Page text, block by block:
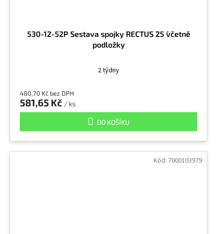
530-12-52P Sestava spojky RECTUS ´25 ´včetně
podložky
2 týdny
480,70 Kč bez DPH
581,65 Kč / ks
DO KOŠÍKU
Kód: 7000103979